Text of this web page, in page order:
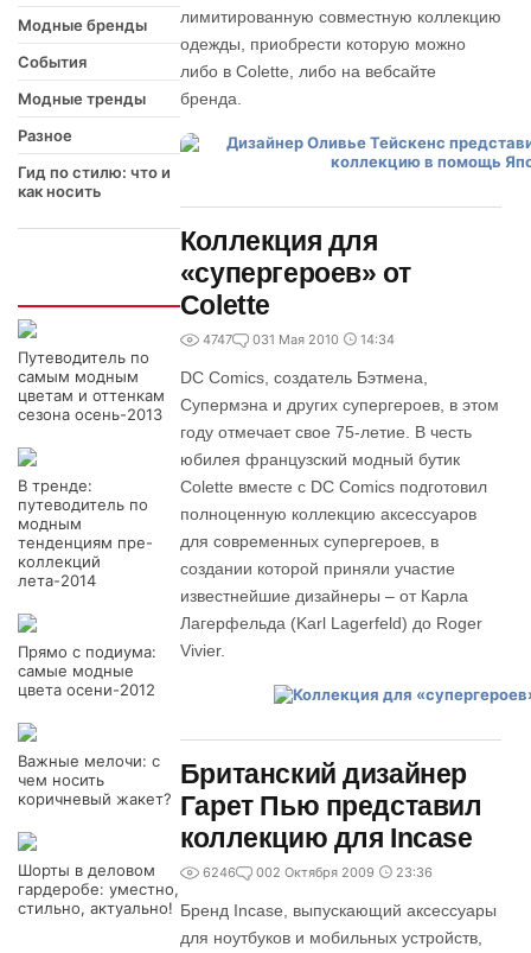
Модные бренды
События
Модные тренды
Разное
Гид по стилю: что и
как носить
Путеводитель по
самым модным
цветам и оттенкам
сезона осень-2013
В тренде:
путеводитель по
модным
тенденциям пре-
коллекций
лета-2014
Прямо с подиума:
самые модные
цвета осени-2012
Важные мелочи: с
чем носить
коричневый жакет?
Шорты в деловом
гардеробе: уместно,
стильно, актуально!
лимитированную совместную коллекцию
одежды, приобрести которую можно
либо в Colette, либо на вебсайте
бренда.
Коллекция для
«супергероев» от
Colette
4747 031 Мая 2010 14:34
DC Comics, создатель Бэтмена,
Супермэна и других супергероев, в этом
году отмечает свое 75-летие. В честь
юбилея французский модный бутик
Colette вместе с DC Comics подготовил
полноценную коллекцию аксессуаров
для современных супергероев, в
создании которой приняли участие
известнейшие дизайнеры – от Карла
Лагерфельда (Karl Lagerfeld) до Roger
Vivier.
Британский дизайнер
Гарет Пью представил
коллекцию для Incase
6246 002 Октября 2009 23:36
Бренд Incase, выпускающий аксессуары
для ноутбуков и мобильных устройств,